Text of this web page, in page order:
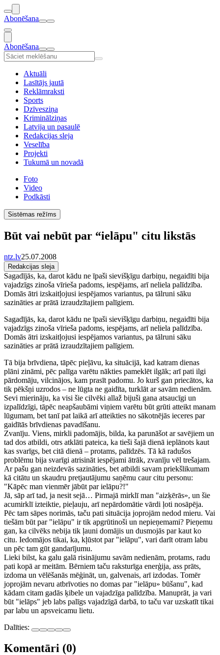
Abonēšana
Abonēšana
Aktuāli
Lasītājs jautā
Reklāmraksti
Sports
Dzīvesziņa
Kriminālziņas
Latvija un pasaulē
Redakcijas sleja
Veselība
Projekti
Tukumā un novadā
Foto
Video
Podkāsti
Sistēmas režīms
Būt vai nebūt par “ielāpu" citu likstās
ntz.lv25.07.2008
Redakcijas sleja
Sagadījās, ka, darot kādu ne īpaši sievišķīgu darbiņu, negaidīti bija
vajadzīgs zinoša vīrieša padoms, iespējams, arī neliela palīdzība.
Domās ātri izskaitļojusi iespējamos variantus, pa tālruni sāku
sazināties ar prātā izraudzītajiem palīgiem.
Sagadījās, ka, darot kādu ne īpaši sievišķīgu darbiņu, negaidīti bija
vajadzīgs zinoša vīrieša padoms, iespējams, arī neliela palīdzība.
Domās ātri izskaitļojusi iespējamos variantus, pa tālruni sāku
sazināties ar prātā izraudzītajiem palīgiem.
Tā bija brīvdiena, tāpēc pieļāvu, ka situācijā, kad katram dienas
plāni zināmi, pēc palīga varētu nākties pameklēt ilgāk; arī pati ilgi
pārdomāju, vilcinājos, kam prasīt padomu. Jo kurš gan priecātos, ka
tik pēkšņi uzrodos – ne lūgta ne gaidīta, turklāt ar savām nedienām.
Sevi mierināju, ka visi šie cilvēki allaž bijuši gana atsaucīgi un
izpalīdzīgi, tāpēc neapšaubāmi viņiem varētu būt grūti atteikt manam
lūgumam, bet tanī pat laikā arī atteikties no sākotnējās ieceres par
gaidītās brīvdienas pavadīšanu.
Zvanīju. Viens, mirkli padomājis, bilda, ka parunāšot ar savējiem un
tad dos atbildi, otrs atklāti pateica, ka tieši šajā dienā ieplānots kaut
kas svarīgs, bet citā dienā – protams, palīdzēs. Tā kā radušos
problēmu bija svarīgi atrisināt iespējami ātrāk, zvanīju vēl trešajam.
Ar pašu gan neizdevās sazināties, bet atbildi savam priekšlikumam
kā citātu un skaudru pretjautājumu saņēmu caur citu personu:
"Kāpēc man vienmēr jābūt par ielāpu?!"
Jā, sāp arī tad, ja nesit sejā… Pirmajā mirklī man "aizķērās», un šie
acumirklī izteiktie, pieļauju, arī nepārdomātie vārdi ļoti nosāpēja.
Pēc tam sāpes norimās, taču pati situācija joprojām nedod mieru. Vai
tiešām būt par "ielāpu" ir tik apgrūtinoši un nepieņemami? Pieņemu
gan, ka cilvēks nebija tik ļauni domājis un dusmojās par kaut ko
citu. Iedomājos tikai, ka, kļūstot par "ielāpu", vari darīt otram labu
un pēc tam gūt gandarījumu.
Lieki bilst, ka galu galā risinājumu savām nedienām, protams, radu
pati kopā ar meitām. Bērniem taču raksturīga enerģija, ass prāts,
izdoma un vēlēšanās mēģināt, un, galvenais, arī izdodas. Tomēr
joprojām nevaru atbrīvoties no domas par "ielāpu» būšanu", kad
kādam citam gadās ķibele un vajadzīga palīdzība. Manuprāt, ja vari
būt "ielāps" jeb labs palīgs vajadzīgā darbā, to taču var uzskatīt tikai
par labu un apsveicamu lietu.
Dalīties:
Komentāri (0)